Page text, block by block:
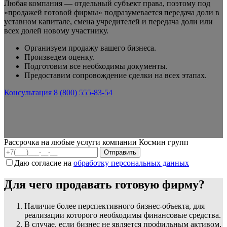
Любая компания — отдельный субъект права, поэтому под
«продажей готовой фирмы» подразумевается передача доли в
уставном капитале, смена учредителей и передача доли или
всех долей новому участнику.
Организуем продажу вашего бизнеса.
Произведем оценку.
Подготовим все необходимы документы.
Предоставим сопровождение сделки на всех этапах.
Консультация 8 (800) 555-83-54
Рассрочка на любые услуги компании Космин групп
Даю согласие на обработку персональных данных
Для чего продавать готовую фирму?
Наличие более перспективного бизнес-объекта, для
реализации которого необходимы финансовые средства.
В случае, если бизнес не является профильным активом,